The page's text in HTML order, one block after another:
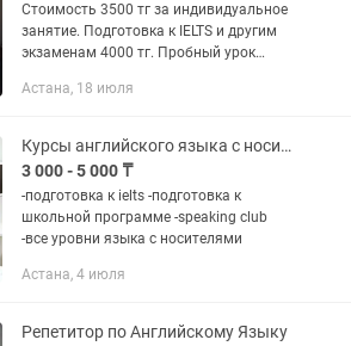
Стоимость 3500 тг за индивидуальное
занятие. Подготовка к IELTS и другим
экзаменам 4000 тг. Пробный урок
преподавания более трех с половиной
Астана, 18 июля
Курсы английского языка с носителями
3 000 - 5 000 ₸
-подготовка к ielts -подготовка к
школьной программе -speaking club
-все уровни языка с носителями
Астана, 4 июля
Репетитор по Английскому Языку